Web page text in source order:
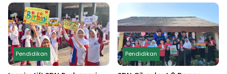
Monumen Pancasila Sakti
hingga Demo
Ekstrakurikuler
Pendidikan Pendidikan